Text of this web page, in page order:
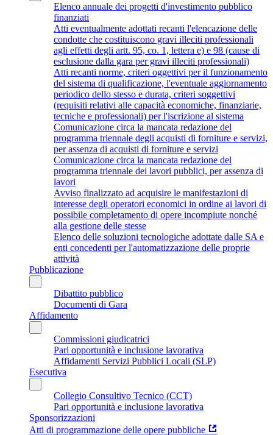
Elenco annuale dei progetti d'investimento pubblico
finanziati
Atti eventualmente adottati recanti l'elencazione delle
condotte che costituiscono gravi illeciti professionali
agli effetti degli artt. 95, co. 1, lettera e) e 98 (cause di
esclusione dalla gara per gravi illeciti professionali)
Atti recanti norme, criteri oggettivi per il funzionamento
del sistema di qualificazione, l'eventuale aggiornamento
periodico dello stesso e durata, criteri soggettivi
(requisiti relativi alle capacità economiche, finanziarie,
tecniche e professionali) per l'iscrizione al sistema
Comunicazione circa la mancata redazione del
programma triennale degli acquisti di forniture e servizi,
per assenza di acquisti di forniture e servizi
Comunicazione circa la mancata redazione del
programma triennale dei lavori pubblici, per assenza di
lavori
Avviso finalizzato ad acquisire le manifestazioni di
interesse degli operatori economici in ordine ai lavori di
possibile completamento di opere incompiute nonché
alla gestione delle stesse
Elenco delle soluzioni tecnologiche adottate dalle SA e
enti concedenti per l'automatizzazione delle proprie
attività
Pubblicazione
Dibattito pubblico
Documenti di Gara
Affidamento
Commissioni giudicatrici
Pari opportunità e inclusione lavorativa
Affidamenti Servizi Pubblici Locali (SLP)
Esecutiva
Collegio Consultivo Tecnico (CCT)
Pari opportunità e inclusione lavorativa
Sponsorizzazioni
Atti di programmazione delle opere pubbliche